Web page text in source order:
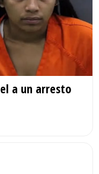
a un arresto